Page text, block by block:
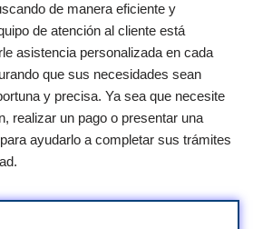
de manera eficiente y
de atención al cliente está
asistencia personalizada en cada
que sus necesidades sean
y precisa. Ya sea que necesite
realizar un pago o presentar una
ayudarlo a completar sus trámites